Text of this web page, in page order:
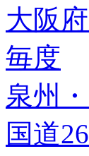
大阪
毎度
泉州
国道